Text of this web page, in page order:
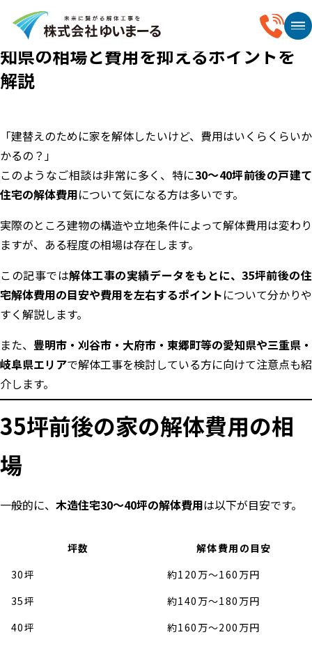
2026.03.29
35坪前後の家の解体費用はいくら？愛
知県の相場と費用を抑えるポイントを
解説
「建替えのために家を解体したいけど、費用はいくらくらいか
かるの？」
このようなご相談は非常に多く、特に30〜40坪前後の戸建て
住宅の解体費用について気になる方は多いです。
実際のところ建物の構造や立地条件によって解体費用は変わり
ますが、ある程度の相場は存在します。
この記事では解体工事の実績データをもとに、35坪前後の住
宅解体費用の目安や費用を左右するポイントについて分かりや
すく解説します。
また、 豊明市・刈谷市・大府市・東郷町等の愛知県や三重県・
岐阜県エリアで解体工事を検討している方に向けて注意点も紹
介します。
35坪前後の家の解体費用の相
場
一般的に、 木造住宅30〜40坪の解体費用は以下が目安です。
坪数
解体費用の目安
30坪
約120万〜160万円
35坪
約140万〜180万円
40坪
約160万〜200万円